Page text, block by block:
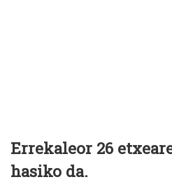
Errekaleor 26
hasiko da.